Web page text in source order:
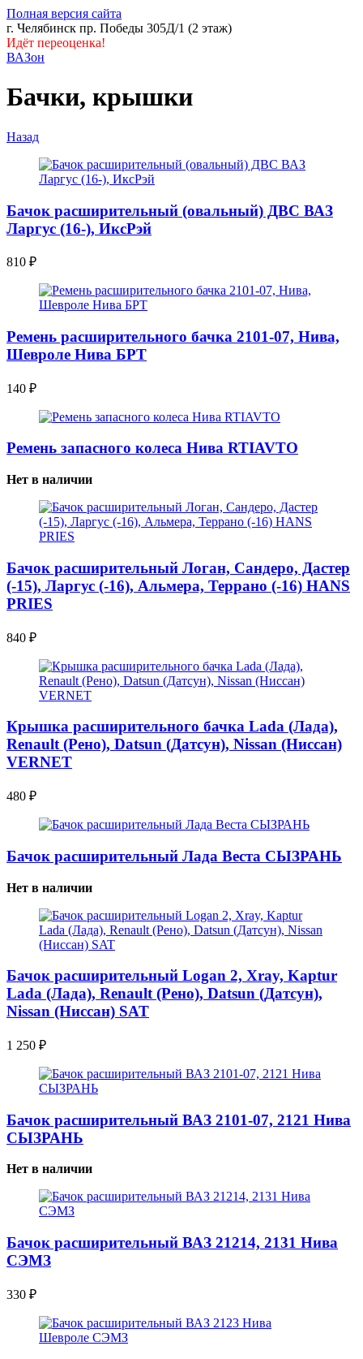
Полная версия сайта
г. Челябинск пр. Победы 305Д/1 (2 этаж)
Идёт переоценка!
ВАЗон
Бачки, крышки
Назад
Бачок расширительный (овальный) ДВС ВАЗ
Ларгус (16-), ИксРэй
810 ₽
Ремень расширительного бачка 2101-07, Нива,
Шевроле Нива БРТ
140 ₽
Ремень запасного колеса Нива RTIAVTO
Нет в наличии
Бачок расширительный Логан, Сандеро, Дастер
(-15), Ларгус (-16), Альмера, Террано (-16) HANS
PRIES
840 ₽
Крышка расширительного бачка Lada (Лада),
Renault (Рено), Datsun (Датсун), Nissan (Ниссан)
VERNET
480 ₽
Бачок расширительный Лада Веста СЫЗРАНЬ
Нет в наличии
Бачок расширительный Logan 2, Xray, Kaptur
Lada (Лада), Renault (Рено), Datsun (Датсун),
Nissan (Ниссан) SAT
1 250 ₽
Бачок расширительный ВАЗ 2101-07, 2121 Нива
СЫЗРАНЬ
Нет в наличии
Бачок расширительный ВАЗ 21214, 2131 Нива
СЭМЗ
330 ₽